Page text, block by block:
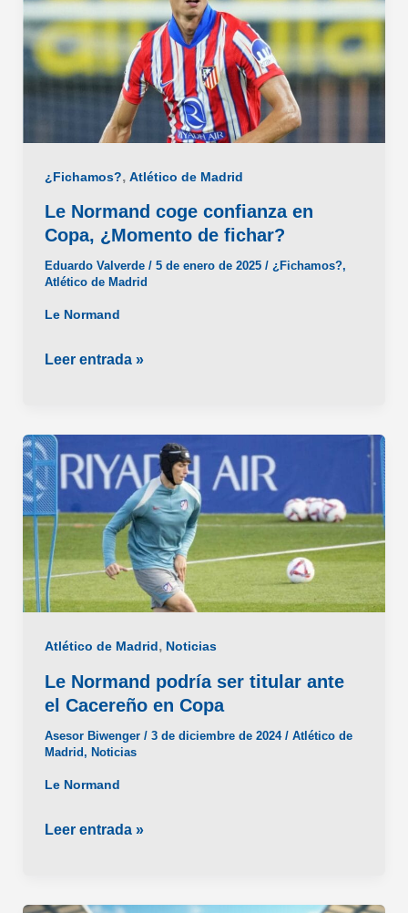
claves
fantasy
¿Fichamos?, Atlético de Madrid
Le Normand coge confianza en
Copa, ¿Momento de fichar?
Eduardo Valverde / 5 de enero de 2025 / ¿Fichamos?,
Atlético de Madrid
Le Normand
Le
en
Copa,
¿Momento
de
fichar?
Leer entrada »
Atlético de Madrid, Noticias
Le Normand podría ser titular ante
el Cacereño en Copa
Asesor Biwenger / 3 de diciembre de 2024 / Atlético de
Madrid , Noticias
Le Normand
Le
Leer entrada »